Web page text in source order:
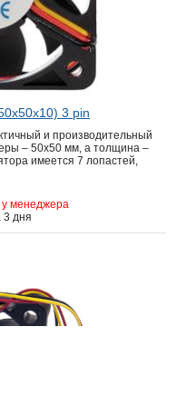
3 pin
и производительный
– 50x50 мм, а толщина –
имеется 7 лопастей,
у менеджера
3 дня